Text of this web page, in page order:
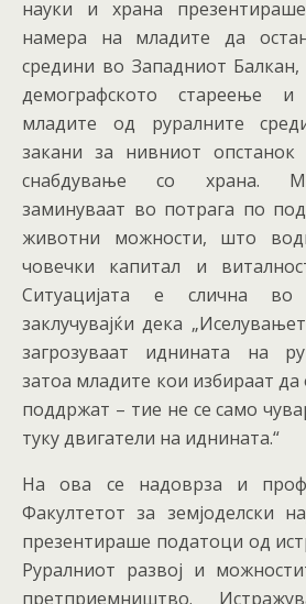
науки и храна
намера на младите да
средини во Западниот Балкан,
демографското стареење
младите од руралните
закани за нивниот
снабдување со храна.
заминуваат во потрага по
животни можности, што
човечки капитал и
Ситуацијата е слична во
заклучувајќи дека
загрозуваат иднината на
затоа младите кои избираат да
поддржат – тие не се само
туку двигатели на иднината.“
На ова се надоврза и
Факултетот за земјоделски
презентираше податоци од
Руралниот развој и
претприемништво.